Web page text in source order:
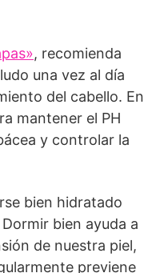
, recomienda
una vez al día
del cabello. En
mantener el PH
y controlar la
bien hidratado
bien ayuda a
de nuestra piel,
previene